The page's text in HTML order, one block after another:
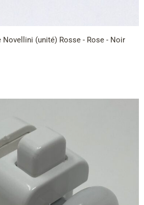
Novellini (unité) Rosse - Rose - Noir